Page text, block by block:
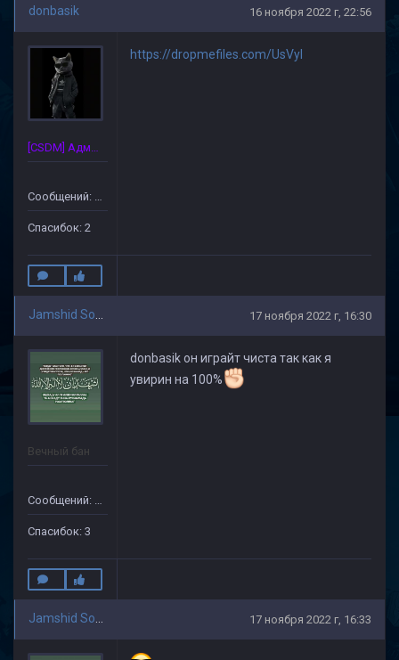
donbasik 16 ноября 2022 г, 22:56
[CSDM] Администратор
Сообщений: 24
Спасибок: 2
https://dropmefiles.com/UsVyl
17 ноября 2022 г, 16:30
Вечный бан
Сообщений: 154
Спасибок: 3
donbasik он играйт чиста так как я
увирин на 100%
17 ноября 2022 г, 16:33